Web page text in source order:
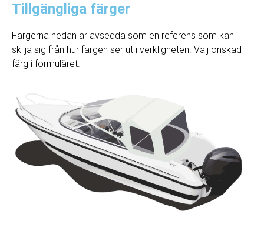
Tillgängliga färger
Färgerna nedan är avsedda som en referens som kan
skilja sig från hur färgen ser ut i verkligheten. Välj önskad
färg i formuläret.